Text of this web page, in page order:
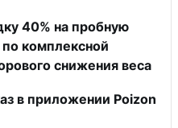
40% на пробную
комплексной
снижения веса
в приложении Poizon